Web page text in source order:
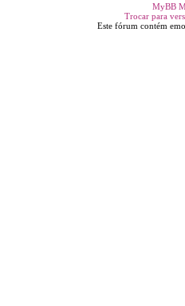
MyBB
Trocar para
Este fórum contém